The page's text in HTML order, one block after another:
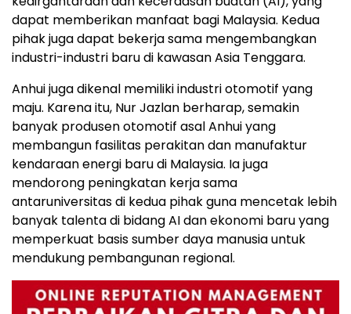
dapat memberikan manfaat bagi Malaysia. Kedua
pihak juga dapat bekerja sama mengembangkan
industri-industri baru di kawasan Asia Tenggara.
Anhui juga dikenal memiliki industri otomotif yang
maju. Karena itu, Nur Jazlan berharap, semakin
banyak produsen otomotif asal Anhui yang
membangun fasilitas perakitan dan manufaktur
kendaraan energi baru di Malaysia. Ia juga
mendorong peningkatan kerja sama
antaruniversitas di kedua pihak guna mencetak lebih
banyak talenta di bidang AI dan ekonomi baru yang
memperkuat basis sumber daya manusia untuk
mendukung pembangunan regional.